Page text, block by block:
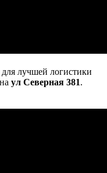
лучшей логистики
ул Северная 381.